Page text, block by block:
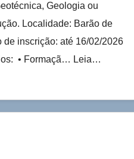
Geologia ou
Localidade: Barão de
de inscrição: até 16/02/2026
• Formaçã… Leia…